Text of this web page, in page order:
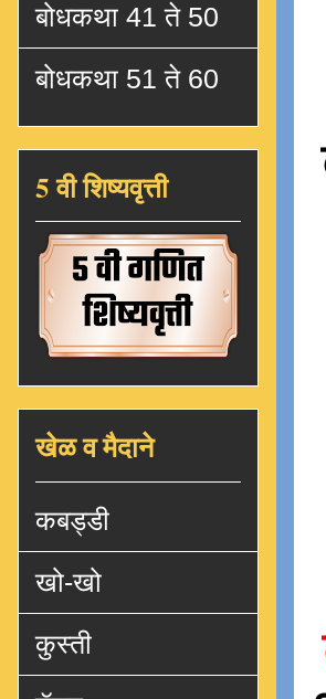
बोधकथा 41 ते 50
बोधकथा 51 ते 60
5 वी शिष्यवृत्ती
खेळ व मैदाने
कबड्डी
खो-खो
कुस्ती